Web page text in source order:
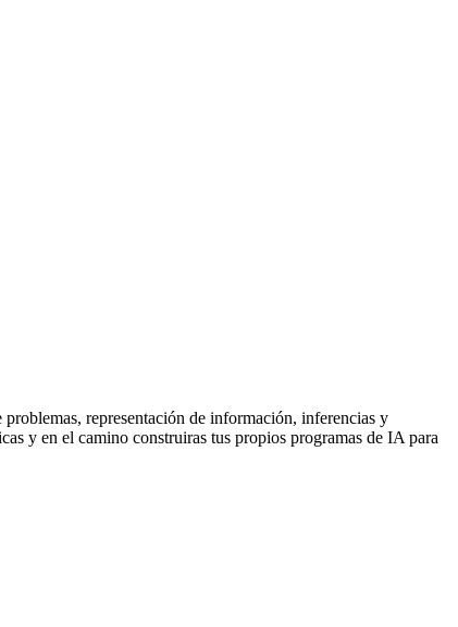
representación de información, inferencias y
y en el camino construiras tus propios programas de IA para